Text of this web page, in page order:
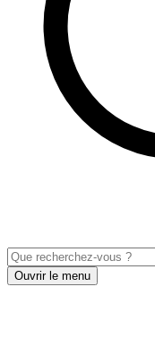
Ouvrir le menu